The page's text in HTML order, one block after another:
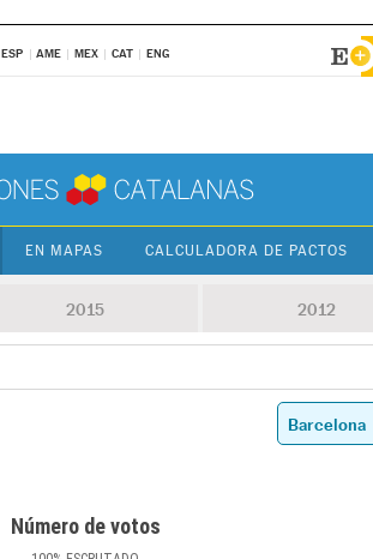
ESP AME MEX CAT ENG
EN MAPAS CALCULADORA DE PACTOS
2015 2012
Número de votos